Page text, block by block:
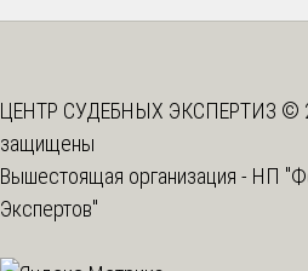
ЦЕНТР СУДЕБНЫХ ЭКСПЕРТИЗ ©
защищены
Вышестоящая организация - НП
Экспертов"